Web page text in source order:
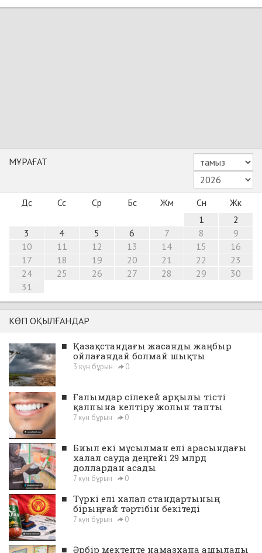
МҰРАҒАТ
Дс Сс Ср Бс Жм Сн
Жк
1
2
3
4 5 6 7 8
9
10
11 12 13 14 15
16
17
18 19 20 21 22
23
24
25 26 27 28 29
30
31
КӨП ОҚЫЛҒАНДАР
■ Қазақстандағы жасанды жаңбыр
ойлағандай болмай шықты
3 күн бұрын 0
■ Ғалымдар сілекей арқылы тісті
қалпына келтіру жолын тапты
7 күн бұрын 0
■ Биыл екі мұсылман елі арасындағы
халал сауда деңгейі 29 млрд
доллардан асады
7 күн бұрын 0
■ Түркі елі халал стандартының
бірыңғай тәртібін бекітеді
7 күн бұрын 0
■ Әрбір мектепте намазхана ашылады